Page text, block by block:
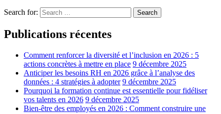
Search for: Search
Publications récentes
Comment renforcer la diversité et l’inclusion en 2026 : 5
actions concrètes à mettre en place 9 décembre 2025
Anticiper les besoins RH en 2026 grâce à l’analyse des
données : 4 stratégies à adopter 9 décembre 2025
Pourquoi la formation continue est essentielle pour fidéliser
vos talents en 2026 9 décembre 2025
Bien-être des employés en 2026 : Comment construire une